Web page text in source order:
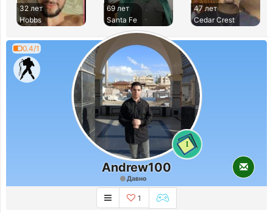
32 лет
Hobbs
69 лет
Santa Fe
47 лет
Cedar Crest
0.4/1
1
Andrew100
Давно
1